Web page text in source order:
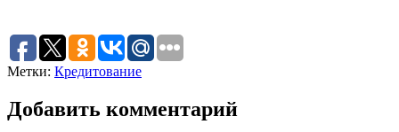
Метки: Кредитование
Добавить комментарий